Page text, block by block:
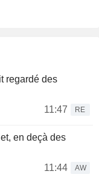
regardé des
11:47
RE
en deçà des
11:44
AW